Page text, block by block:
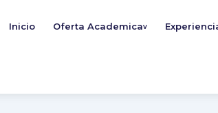
Inicio Oferta Academicav